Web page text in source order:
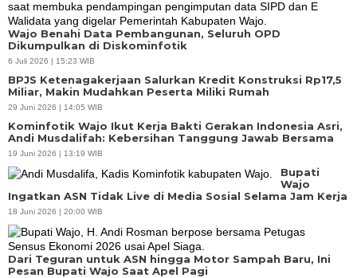
Wajo Benahi Data Pembangunan, Seluruh OPD
Dikumpulkan di Diskominfotik
6 Juli 2026 | 15:23 WIB
BPJS Ketenagakerjaan Salurkan Kredit Konstruksi Rp17,5
Miliar, Makin Mudahkan Peserta Miliki Rumah
29 Juni 2026 | 14:05 WIB
Kominfotik Wajo Ikut Kerja Bakti Gerakan Indonesia Asri,
Andi Musdalifah: Kebersihan Tanggung Jawab Bersama
19 Juni 2026 | 13:19 WIB
Bupati
Wajo
Ingatkan ASN Tidak Live di Media Sosial Selama Jam Kerja
18 Juni 2026 | 20:00 WIB
Dari Teguran untuk ASN hingga Motor Sampah Baru, Ini
Pesan Bupati Wajo Saat Apel Pagi